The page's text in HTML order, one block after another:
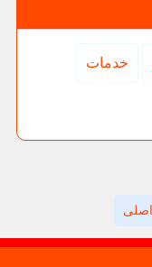
خدمات